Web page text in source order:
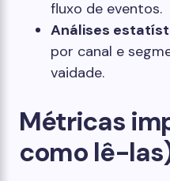
fluxo de eventos.
Análises
por canal e
vaidade.
Métricas
como lê-